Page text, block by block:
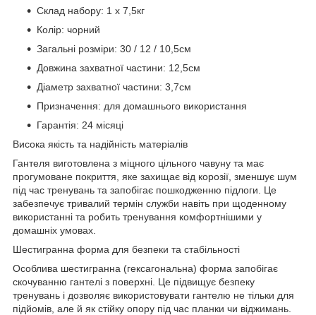
Склад набору: 1 х 7,5кг
Колір: чорний
Загальні розміри: 30 / 12 / 10,5см
Довжина захватної частини: 12,5см
Діаметр захватної частини: 3,7см
Призначення: для домашнього використання
Гарантія: 24 місяці
Висока якість та надійність матеріалів
Гантеля виготовлена з міцного цільного чавуну та має
прогумоване покриття, яке захищає від корозії, зменшує шум
під час тренувань та запобігає пошкодженню підлоги. Це
забезпечує тривалий термін служби навіть при щоденному
використанні та робить тренування комфортнішими у
домашніх умовах.
Шестигранна форма для безпеки та стабільності
Особлива шестигранна (гексагональна) форма запобігає
скочуванню гантелі з поверхні. Це підвищує безпеку
тренувань і дозволяє використовувати гантелю не тільки для
підйомів, але й як стійку опору під час планки чи віджимань.